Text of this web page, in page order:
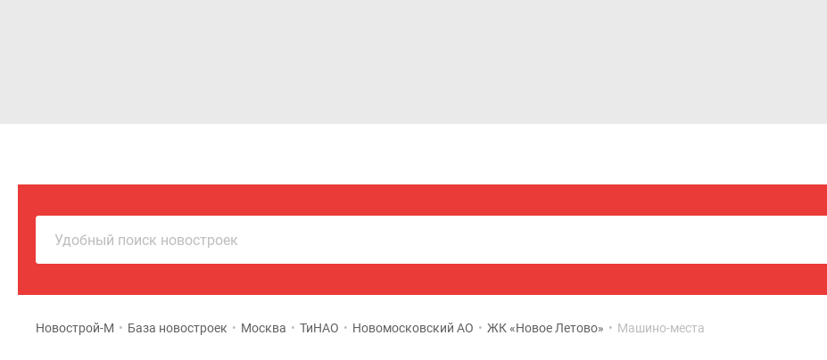
Удобный поиск новостроек
Новострой-М • База новостроек • Москва • ТиНАО • Новомосковский АО • ЖК «Новое Летово» • Машино-места